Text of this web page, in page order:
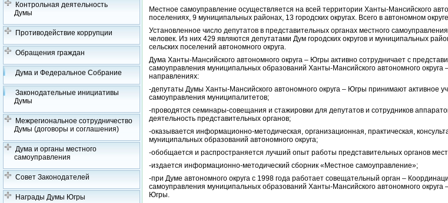
Контрольная деятельность
Думы
Противодействие коррупции
Обращения граждан
Дума и Федеральное Собрание
Законодательные инициативы
Думы
Межрегиональное сотрудничество
Думы (договоры и соглашения)
Дума и органы местного
самоуправления
Совет Законодателей
Награды Думы Югры
Местное самоуправление осуществляется на всей территории Ханты-Мансийского
поселениях, 9 муниципальных районах, 13 городских округах. Всего в автономном
Установленное число депутатов в представительных органах местного
человек. Из них 429 являются депутатами Дум городских округов и муниципальных
сельских поселений автономного округа.
Дума Ханты-Мансийского автономного округа – Югры активно сотрудничает с
самоуправления муниципальных образований Ханты-Мансийского автономного
направлениях:
-депутаты Думы Ханты-Мансийского автономного округа – Югры принимают активное
самоуправления муниципалитетов;
-проводятся семинары-совещания и стажировки для депутатов и сотрудников
деятельность представительных органов;
-оказывается информационно-методическая, организационная, практическая,
муниципальных образований автономного округа;
-обобщается и распространяется лучший опыт работы представительных органов
-издается информационно-методический сборник «Местное самоуправление»;
-при Думе автономного округа с 1998 года работает совещательный орган –
самоуправления муниципальных образований Ханты-Мансийского автономного
Югры.